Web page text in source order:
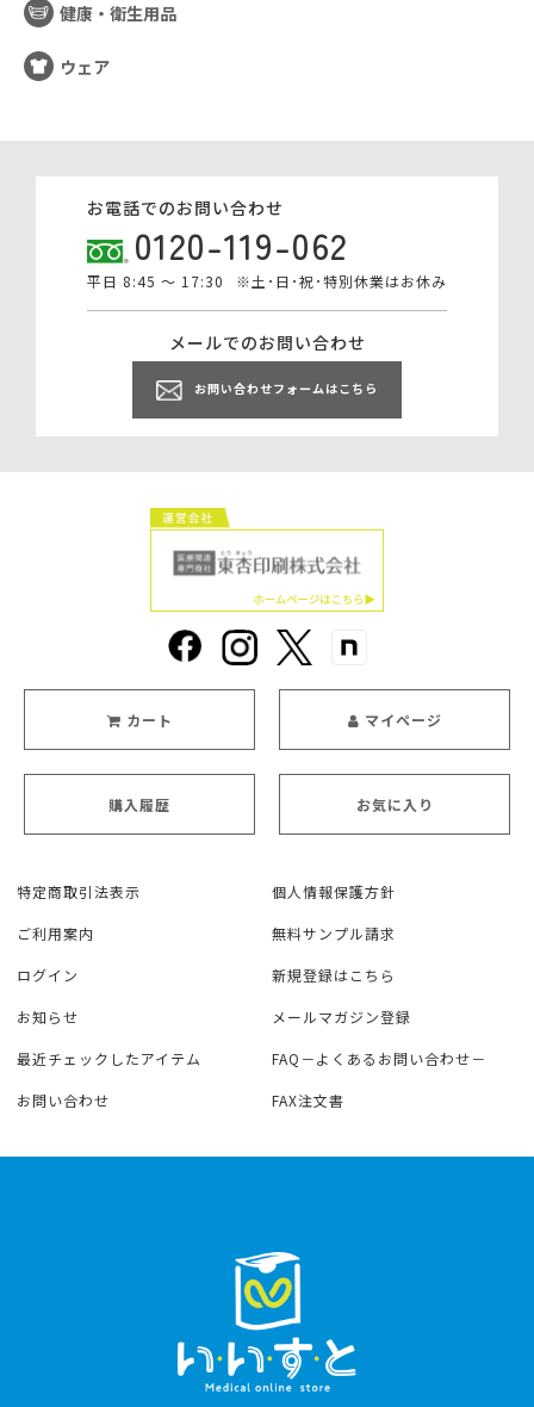
健康・衛生用品
ウェア
お電話でのお問い合わせ
0120-119-062
平日 8:45 ～ 17:30 ※土･日･祝･特別休業はお休み
メールでのお問い合わせ
お問い合わせフォームはこちら
カート マイページ
購入履歴 お気に入り
特定商取引法表示 個人情報保護方針
ご利用案内 無料サンプル請求
ログイン 新規登録はこちら
お知らせ メールマガジン登録
最近チェックしたアイテム FAQ－よくあるお問い合わせ－
お問い合わせ FAX注文書